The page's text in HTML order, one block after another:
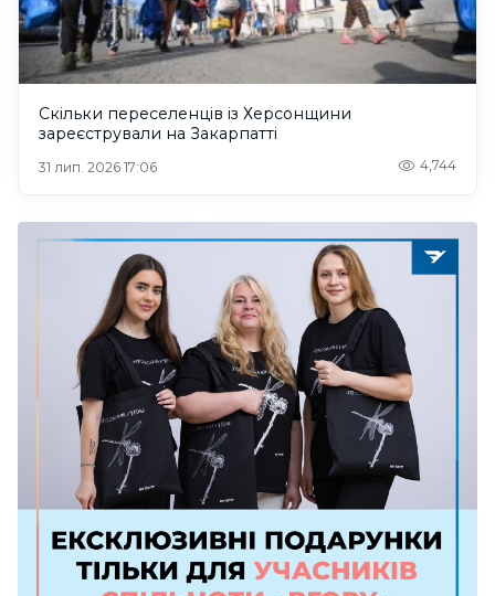
Скільки переселенців із Херсонщини
зареєстрували на Закарпатті
31 лип. 2026 17:06 4,744